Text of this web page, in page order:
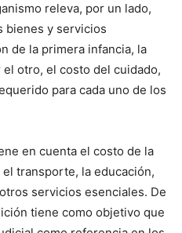
releva, por un lado,
bienes y servicios
de la primera infancia, la
otro, el costo del cuidado,
para cada uno de los
en cuenta el costo de la
transporte, la educación,
servicios esenciales. De
tiene como objetivo que